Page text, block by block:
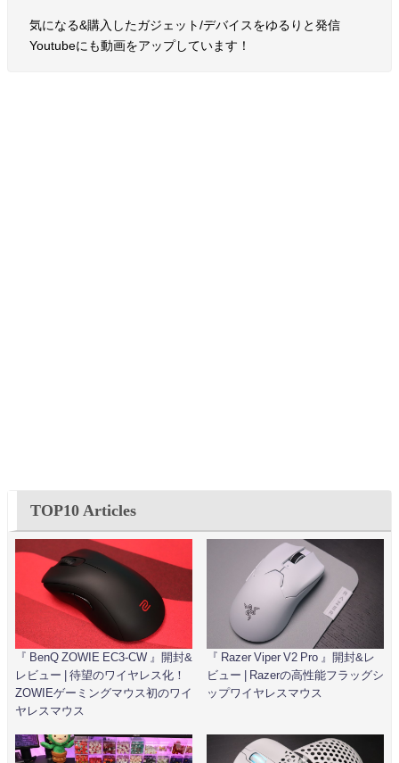
気になる&購入したガジェット/デバイスをゆるりと発信
Youtubeにも動画をアップしています！
TOP10 Articles
『 BenQ ZOWIE EC3-CW 』開封&
レビュー | 待望のワイヤレス化！
ZOWIEゲーミングマウス初のワイ
ヤレスマウス
『 Razer Viper V2 Pro 』開封&レ
ビュー | Razerの高性能フラッグシ
ップワイヤレスマウス